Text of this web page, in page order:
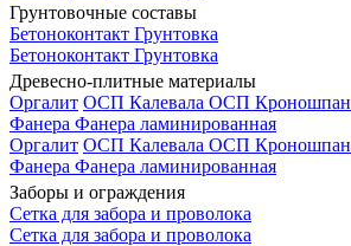
Грунтовочные составы
Бетоноконтакт Грунтовка
Бетоноконтакт Грунтовка
Древесно-плитные материалы
Оргалит ОСП Калевала ОСП Кроношпан
Фанера Фанера ламинированная
Оргалит ОСП Калевала ОСП Кроношпан
Фанера Фанера ламинированная
Заборы и ограждения
Сетка для забора и проволока
Сетка для забора и проволока